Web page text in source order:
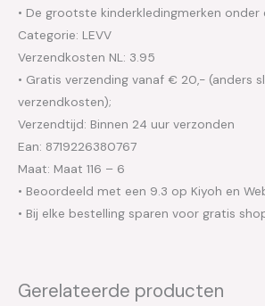
• De grootste kinderkledingmerken onder
Categorie: LEVV
Verzendkosten NL: 3.95
• Gratis verzending vanaf € 20,- (anders
verzendkosten);
Verzendtijd: Binnen 24 uur verzonden
Ean: 8719226380767
Maat: Maat 116 – 6
• Beoordeeld met een 9.3 op Kiyoh en
• Bij elke bestelling sparen voor gratis
Gerelateerde producten